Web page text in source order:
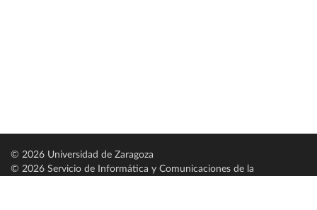
© 2026 Universidad de Zaragoza
© 2026 Servicio de Informática y Comunicaciones de la